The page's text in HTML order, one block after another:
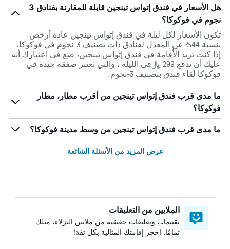
هل الأسعار في فندق إتواس تينجين قابلة للمقارنة بفنادق 3
نجوم في فوكوكا؟
تكون الأسعار لكل ليلة في فندق إتواس تينجين عادة أرخص
بنسبة 44% عن المعدل لفنادق ذات تصنيف 3-نجوم في فوكوكا.
إذا كنت تريد الأقامة في فندق إتواس تينجين، ضع في اعتبارك أنه
عليك أن تدفع 299 ﷼في الليلة ، والتي تعتبر صفقة جيدة في
فوكوكا لقاء فندق بتصنيف 3-نجوم.
ما مدى قرب فندق إتواس تينجين من أقرب مطار، مطار
فوكوكا؟
ما مدى قرب فندق إتواس تينجين من وسط مدينة فوكوكا؟
عرض المزيد من الأسئلة الشائعة
الملايين من التعليقات
تقييمات وتعليقات حقيقية من ملايين النزلاء، مثلك
تمامًا. احجز إقامتك المثالية بكل ثقة!